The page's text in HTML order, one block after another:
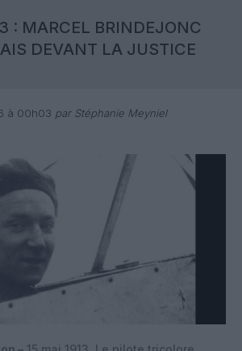
: MARCEL BRINDEJONC
DEVANT LA JUSTICE
à 00h03 par Stéphanie Meyniel